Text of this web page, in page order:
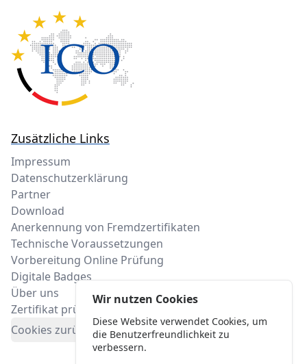
Zusätzliche Links
Impressum
Datenschutzerklärung
Partner
Download
Anerkennung von Fremdzertifikaten
Technische Voraussetzungen
Vorbereitung Online Prüfung
Digitale Badges
Über uns
Zertifikat prüfen
Cookies zurücksetzten
Wir nutzen Cookies
Diese Website verwendet Cookies, um
die Benutzerfreundlichkeit zu
verbessern.